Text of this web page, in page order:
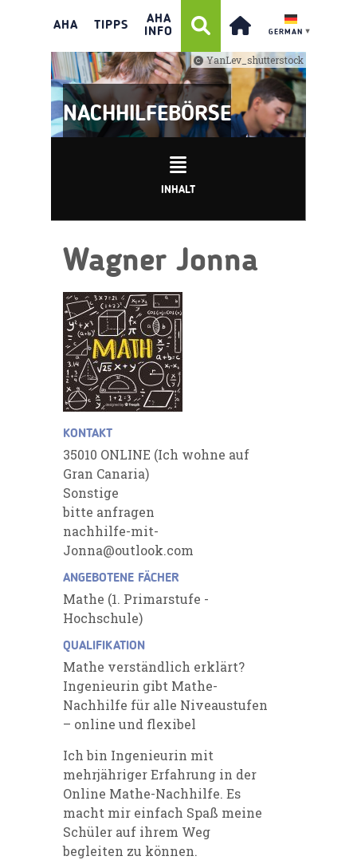
AHA TIPPS
AHA
INFO
GERMAN ▼
YanLev_shutterstock
NACHHILFEBÖRSE
INHALT
Wagner Jonna
KONTAKT
35010 ONLINE (Ich wohne auf
Gran Canaria)
Sonstige
bitte anfragen
nachhilfe-mit-
Jonna@outlook.com
ANGEBOTENE FÄCHER
Mathe (1. Primarstufe -
Hochschule)
QUALIFIKATION
Mathe verständlich erklärt?
Ingenieurin gibt Mathe-
Nachhilfe für alle Niveaustufen
– online und flexibel
Ich bin Ingenieurin mit
mehrjähriger Erfahrung in der
Online Mathe-Nachhilfe. Es
macht mir einfach Spaß meine
Schüler auf ihrem Weg
begleiten zu können.